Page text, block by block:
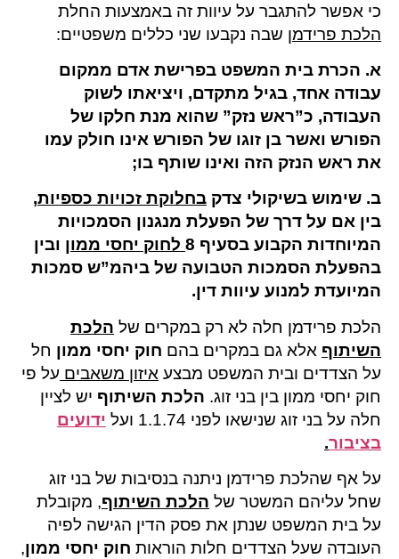
כי אפשר להתגבר על עיוות זה באמצעות החלת
הלכת פרידמן שבה נקבעו שני כללים משפטיים:
א. הכרת בית המשפט בפרישת אדם ממקום
עבודה אחד, בגיל מתקדם, ויציאתו לשוק
העבודה, כ”ראש נזק” שהוא מנת חלקו של
הפורש ואשר בן זוגו של הפורש אינו חולק עמו
את ראש הנזק הזה ואינו שותף בו;
ב. שימוש בשיקולי צדק בחלוקת זכויות כספיות,
בין אם על דרך של הפעלת מנגנון הסמכויות
המיוחדות הקבוע בסעיף 8
לחוק יחסי ממון ובין
בהפעלת הסמכות הטבועה של ביהמ”ש סמכות
המיועדת למנוע עיוות דין.
הלכת פרידמן חלה לא רק במקרים של הלכת
השיתוף אלא גם במקרים בהם חוק יחסי ממון חל
על הצדדים ובית המשפט מבצע איזון משאבים על פי
חוק יחסי ממון בין בני זוג. הלכת השיתוף יש לציין
חלה על בני זוג שנישאו לפני 1.1.74 ועל
ידועים
בציבור.
על אף שהלכת פרידמן ניתנה בנסיבות של בני זוג
שחל עליהם המשטר של הלכת השיתוף, מקובלת
על בית המשפט שנתן את פסק הדין הגישה לפיה
העובדה שעל הצדדים חלות הוראות חוק יחסי ממון,